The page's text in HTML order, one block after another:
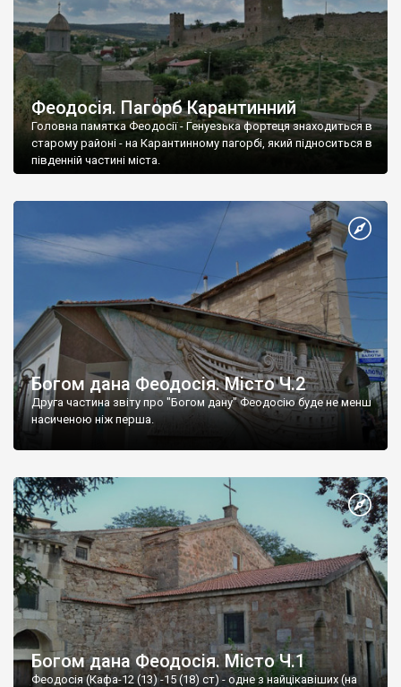
Феодосія. Пагорб Карантинний
Головна памятка Феодосії - Генуезька фортеця знаходиться в
старому районі - на Карантинному пагорбі, який підноситься в
південній частині міста.
Богом дана Феодосія. Місто Ч.2
Друга частина звіту про "Богом дану" Феодосію буде не менш
насиченою ніж перша.
Богом дана Феодосія. Місто Ч.1
Феодосія (Кафа-12 (13) -15 (18) ст) - одне з найцікавіших (на